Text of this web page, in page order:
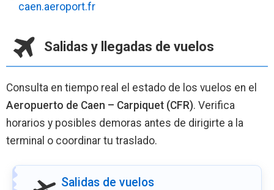
caen.aeroport.fr
Salidas y llegadas de vuelos
Consulta en tiempo real el estado de los vuelos en el
Aeropuerto de Caen – Carpiquet (CFR). Verifica
horarios y posibles demoras antes de dirigirte a la
terminal o coordinar tu traslado.
Salidas de vuelos